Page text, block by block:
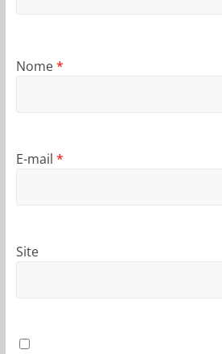
Nome*
E-mail *
Site